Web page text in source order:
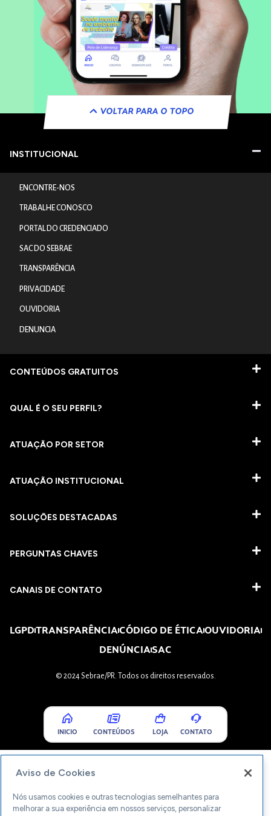
VOLTAR PARA O TOPO
INSTITUCIONAL
ENCONTRE-NOS
TRABALHE CONOSCO
PORTAL DO CREDENCIADO
SAC DO SEBRAE
TRANSPARÊNCIA
PRIVACIDADE
OUVIDORIA
DENUNCIA
CONTEÚDOS GRATUITOS
QUAL É O SEU PERFIL?
ATUAÇÃO POR SETOR
ATUAÇÃO INSTITUCIONAL
SOLUÇÕES DESTACADAS
PERGUNTAS CHAVES​
CANAIS DE CONTATO
LGPDTRANSPARÊNCIACÓDIGO DE ÉTICAOUVIDORIA
DENÚNCIASAC
© 2024 Sebrae/PR. Todos os direitos reservados.
INICIO CONTEÚDOS LOJA CONTATO
Aviso de Cookies
Nós usamos cookies e outras tecnologias semelhantes para
melhorar a sua experiência em nossos serviços, personalizar